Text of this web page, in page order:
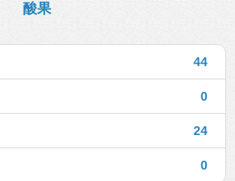
酸果
44
0
24
0